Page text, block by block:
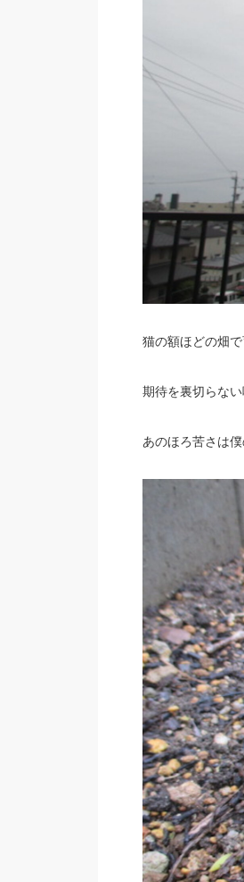
猫の額ほどの畑
期待を裏切らない
あのほろ苦さは僕